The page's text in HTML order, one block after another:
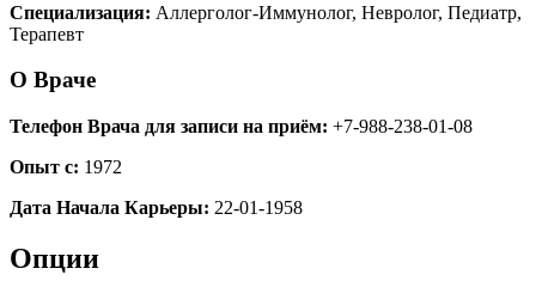
Специализация: Аллерголог-Иммунолог, Невролог, Педиатр,
Терапевт
О Враче
Телефон Врача для записи на приём: +7-988-238-01-08
Опыт с: 1972
Дата Начала Карьеры: 22-01-1958
Опции